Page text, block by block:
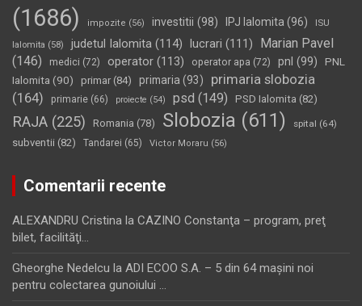
(1686)
impozite (56) investitii (98) IPJ Ialomita (96) ISU
Ialomita (58) judetul Ialomita (114) lucrari (111)
Marian Pavel
(146)
medici (72) operator (113) operator apa (72) pnl (99)
PNL
Ialomita (90) primar(84) primaria (93)
primaria slobozia
(164)
primarie (66) proiecte (54) psd (149) PSD Ialomita (82)
RAJA (225) Romania (78) Slobozia (611) spital (64)
subventii (82) Tandarei (65) Victor Moraru (56)
Comentarii recente
ALEXANDRU Cristina la CAZINO Constanţa – program, preţ
bilet, facilităţi…
Gheorghe Nedelcu la ADI ECOO S.A. – 5 din 64 maşini noi
pentru colectarea gunoiului …